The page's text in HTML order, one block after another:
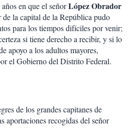
en que el señorLópez Obrador
la capital de la República pudo
para los tiempos difíciles por venir;
si tiene derecho a recibir, y si lo
apoyo a los adultos mayores,
el Gobierno del Distrito Federal.
de los grandes capitanes de
aportaciones recogidas del señor